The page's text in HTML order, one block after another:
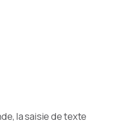
la saisie de texte